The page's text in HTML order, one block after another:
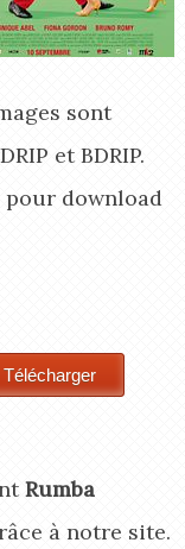
sont
et BDRIP.
pour download
Rumba
à notre site.